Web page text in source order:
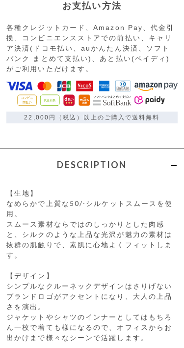
お支払い方法
各種クレジットカード、Amazon Pay、代金引
換、コンビニエンスストアでの前払い、キャリ
ア決済(ドコモ払い、auかんたん決済、ソフト
バンク まとめて支払い)、あと払い(ペイディ)
がご利用いただけます。
22,000円（税込）以上のご購入で送料無料
DESCRIPTION
【生地】
なめらかで上質な50/-シルケットスムースを使
用。
スムース素材ならではのしっかりとした肉感
と、シルクのような上品な光沢が魅力の素材は
抜群の肌触りで、素肌に心地よくフィットしま
す。
【デザイン】
シンプルなクルーネックデザインはさりげない
ブランドロゴがアクセントになり、大人の上品
さを演出。
ジャケットやシャツのインナーとしてはもちろ
ん一枚で着ても様になるので、オフィスからお
出かけまで様々なシーンで活躍します。